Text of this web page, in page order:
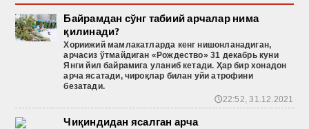
Байрамдан сўнг табиий арчалар нима
қилинади?
Хориижиймамлакатларда кенг нишонланадиган,
арчасиз ўтмайдиган «Рождество» 31 декабрькуни
Янги йил байрамига уланибкетади. Ҳар бир хонадон
арча ясатади, чироқлар билан уйи атрофини
безатади.
🕔22:52, 31.12.2021
Чиқиндидан ясалган арча